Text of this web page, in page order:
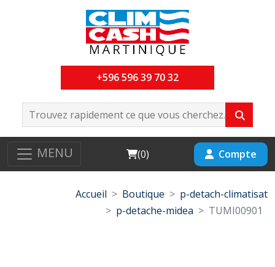
+596 596 39 70 32
MENU Cart
(0) Compte
Accueil Boutique
p-detach-climatisat
p-detache-midea
TUMI00901